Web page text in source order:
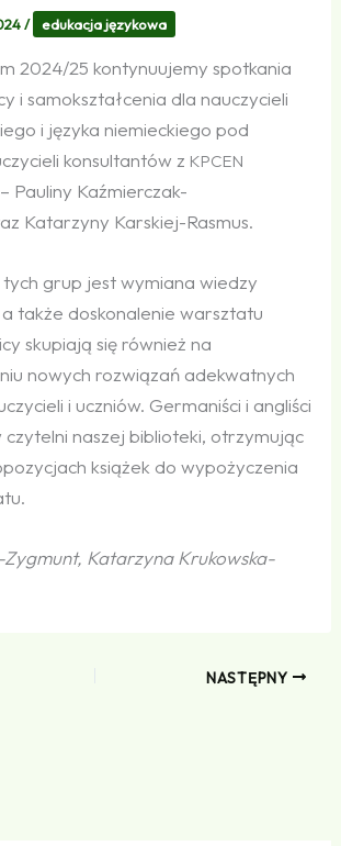
/ edukacja językowa
2024/25 kontynuujemy spotkania
i samokształcenia dla nauczycieli
i języka niemieckiego pod
konsultantów z KPCEN
Pauliny Kaźmierczak-
Katarzyny Karskiej-Rasmus.
tych grup jest wymiana wiedzy
także doskonalenie warsztatu
skupiają się również na
nowych rozwiązań adekwatnych
i uczniów. Germaniści i angliści
czytelni naszej biblioteki, otrzymując
książek do wypożyczenia
Katarzyna Krukowska-
NASTĘPNY